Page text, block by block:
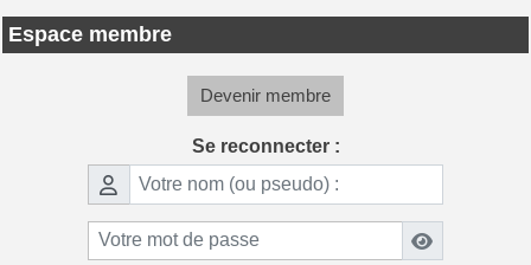
Espace membre
Devenir membre
Se reconnecter :